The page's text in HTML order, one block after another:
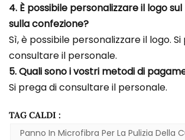
4. È possibile personalizzare il logo
sulla confezione?
Sì, è possibile personalizzare il logo.
consultare il personale.
5. Quali sono i vostri metodi di
Si prega di consultare il personale.
TAG CALDI :
Panno In Microfibra Per La Pulizia Della